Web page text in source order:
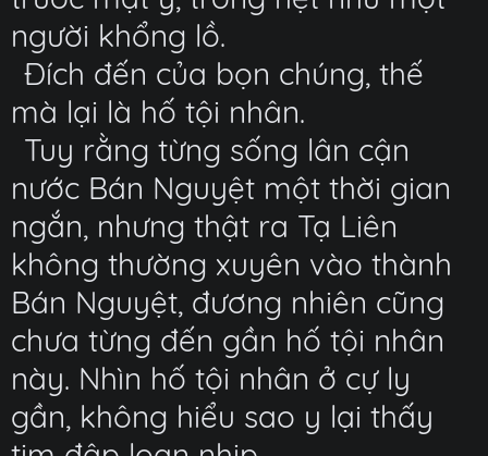
người khổng lồ.
Đích đến của bọn chúng, thế
mà lại là hố tội nhân.
Tuy rằng từng sống lân cận
nước Bán Nguyệt một thời gian
ngắn, nhưng thật ra Tạ Liên
không thường xuyên vào thành
Bán Nguyệt, đương nhiên cũng
chưa từng đến gần hố tội nhân
này. Nhìn hố tội nhân ở cự ly
gần, không hiểu sao y lại thấy